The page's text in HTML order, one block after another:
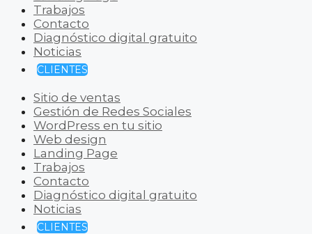
Trabajos
Contacto
Diagnóstico digital gratuito
Noticias
CLIENTES
Sitio de ventas
Gestión de Redes Sociales
WordPress en tu sitio
Web design
Landing Page
Trabajos
Contacto
Diagnóstico digital gratuito
Noticias
CLIENTES